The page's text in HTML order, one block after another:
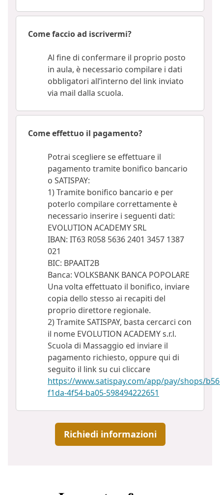
Come faccio ad iscrivermi?
Al fine di confermare il proprio posto
in aula, è necessario compilare i dati
obbligatori all’interno del link inviato
via mail dalla scuola.
Come effettuo il pagamento?
Potrai scegliere se effettuare il
pagamento tramite bonifico bancario
o SATISPAY:
1) Tramite bonifico bancario e per
poterlo compilare correttamente è
necessario inserire i seguenti dati:
EVOLUTION ACADEMY SRL
IBAN: IT63 R058 5636 2401 3457 1387
021
BIC: BPAAIT2B
Banca: VOLKSBANK BANCA POPOLARE
Una volta effettuato il bonifico, inviare
copia dello stesso ai recapiti del
proprio direttore regionale.
2) Tramite SATISPAY, basta cercarci con
il nome EVOLUTION ACADEMY s.r.l.
Scuola di Massaggio ed inviare il
pagamento richiesto, oppure qui di
seguito il link su cui cliccare
https://www.satispay.com/app/pay/shops/
f1da-4f54-ba05-598494222651
Richiedi informazioni